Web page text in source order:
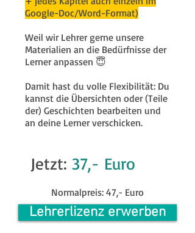
Google-Doc/Word-Format)
Weil wir Lehrer gerne unsere
Materialien an die Bedürfnisse der
Lerner anpassen 😇
Damit hast du volle Flexibilität: Du
kannst die Übersichten oder (Teile
der) Geschichten bearbeiten und
an deine Lerner verschicken.
Jetzt: 37,- Euro
Normalpreis: 47,- Euro
Lehrerlizenz erwerben